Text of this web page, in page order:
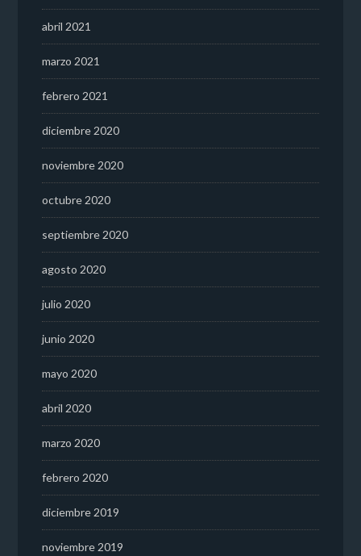
abril 2021
marzo 2021
febrero 2021
diciembre 2020
noviembre 2020
octubre 2020
septiembre 2020
agosto 2020
julio 2020
junio 2020
mayo 2020
abril 2020
marzo 2020
febrero 2020
diciembre 2019
noviembre 2019